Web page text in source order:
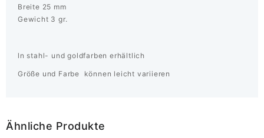
Breite 25 mm
Gewicht 3 gr.
ln stahl- und goldfarben erhältlich
Größe und Farbe können leicht variieren
Ähnliche Produkte